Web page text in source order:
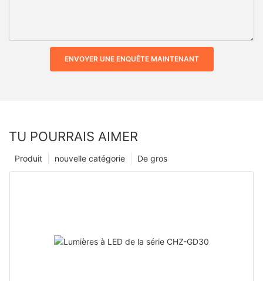
ENVOYER UNE ENQUÊTE MAINTENANT
TU POURRAIS AIMER
De gros
nouvelle catégorie
Produit